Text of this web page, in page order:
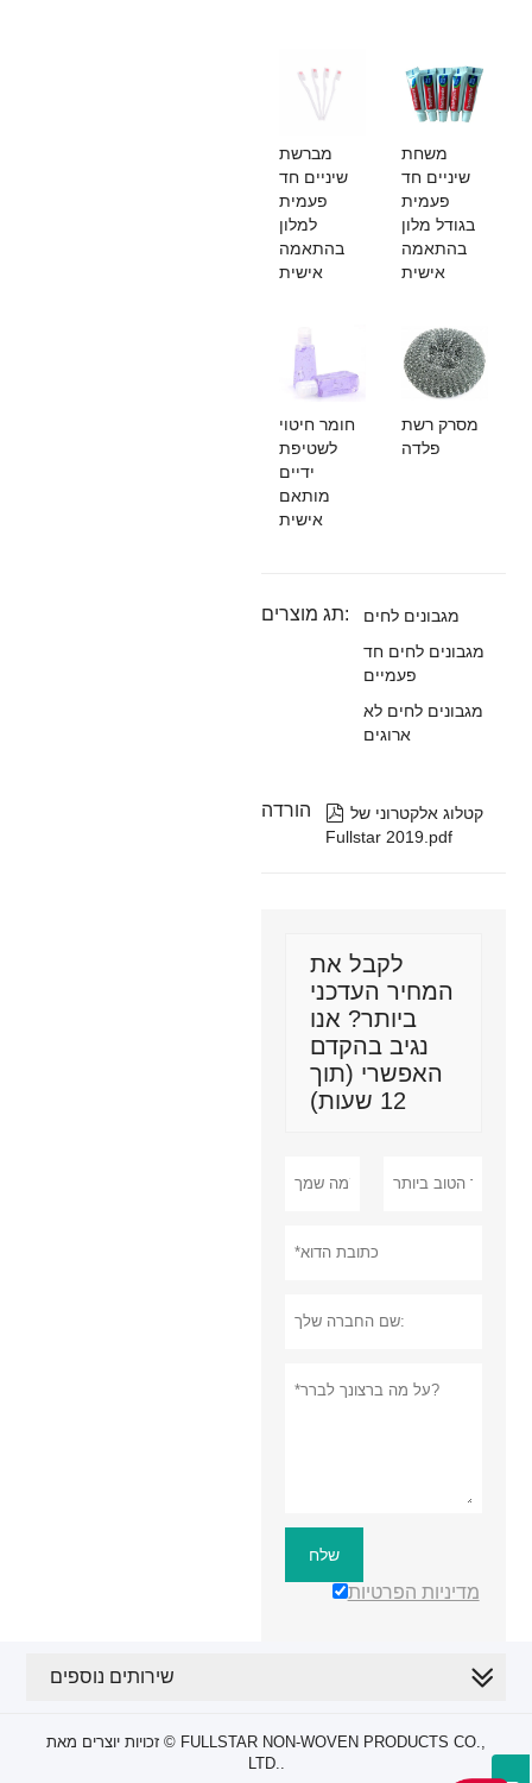
מברשת
שיניים חד
פעמית
למלון
בהתאמה
אישית
משחת
שיניים חד
פעמית
בגודל מלון
בהתאמה
אישית
חומר חיטוי
לשטיפת
ידיים
מותאם
אישית
מסרק רשת
פלדה
תג מוצרים:
מגבונים לחים
מגבונים לחים חד
פעמיים
מגבונים לחים לא
ארוגים
הורדה  קטלוג אלקטרוני של
Fullstar 2019.pdf
לקבל את
המחיר העדכני
ביותר? אנו
נגיב בהקדם
האפשרי (תוך
12 שעות)
שלח
מדיניות הפרטיות
שירותים נוספים
זכויות יוצרים מאת © FULLSTAR NON-WOVEN PRODUCTS CO.,
LTD..